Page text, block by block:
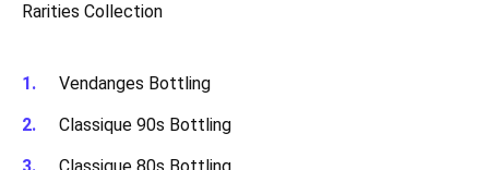
Rarities Collection
Vendanges Bottling
Classique 90s Bottling